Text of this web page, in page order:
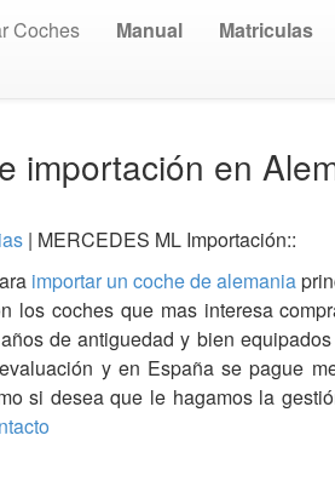
Coches Manual Matriculas
importación en
| MERCEDES ML Importación::
importar un coche de alemania
los coches que mas interesa
de antiguedad y bien
y en España se pague
si desea que le hagamos la